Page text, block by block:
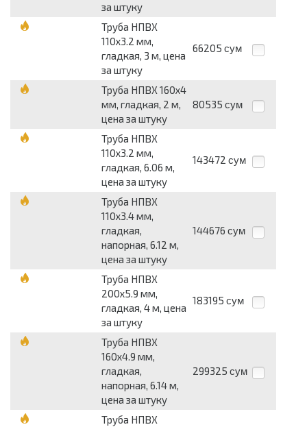
за штуку
Труба НПВХ
110х3.2 мм,
гладкая, 3 м, цена
за штуку
66205 сум
Труба НПВХ 160х4
мм, гладкая, 2 м,
цена за штуку
80535 сум
Труба НПВХ
110х3.2 мм,
гладкая, 6.06 м,
цена за штуку
143472 сум
Труба НПВХ
110х3.4 мм,
гладкая,
напорная, 6.12 м,
цена за штуку
144676 сум
Труба НПВХ
200х5.9 мм,
гладкая, 4 м, цена
за штуку
183195 сум
Труба НПВХ
160х4.9 мм,
гладкая,
напорная, 6.14 м,
цена за штуку
299325 сум
Труба НПВХ